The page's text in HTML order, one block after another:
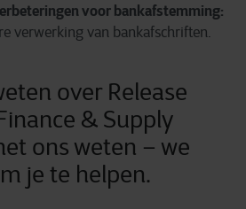
voor bankafstemming:
verwerking van bankafschriften.
over Release
& Supply
ons weten – we
je te helpen.